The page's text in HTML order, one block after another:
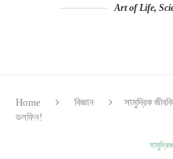
Art of Life,
Home বিজ্ঞান সামুদ্রিক
ডলফিন!